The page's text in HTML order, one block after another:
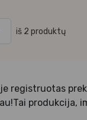
iš 2 produktų
registruotas
produkcija,